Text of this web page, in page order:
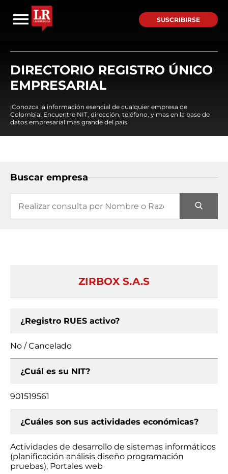
SUSCRIBIRSE
DIRECTORIO REGISTRO ÚNICO
EMPRESARIAL
¡Conozca la información esencial de cualquier empresa de
Colombia! Encuentre NIT, dirección, teléfono, y mas en la base de
datos empresarial mas grande del país.
Buscar empresa
ZIRBOX S.A.S
¿Registro RUES activo?
No / Cancelado
¿Cuál es su NIT?
901519561
¿Cuáles son sus actividades económicas?
Actividades de desarrollo de sistemas informáticos
(planificación análisis diseño programación
pruebas), Portales web